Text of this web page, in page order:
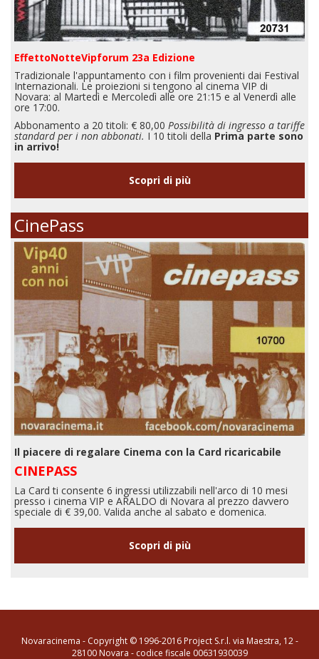
EffettoNotteVipforum 23a Edizione
Tradizionale l'appuntamento con i film provenienti dai Festival
Internazionali. Le proiezioni si tengono al cinema VIP di
Novara: al Martedì e Mercoledì alle ore 21:15 e al Venerdì alle
ore 17:00.
Abbonamento a 20 titoli: € 80,00 Possibilità di ingresso a tariffe
standard per i non abbonati. I 10 titoli della Prima parte sono
in arrivo!
Scopri di più
CinePass
Il piacere di regalare Cinema con la Card ricaricabile
CINEPASS
La Card ti consente 6 ingressi utilizzabili nell'arco di 10 mesi
presso i cinema VIP e ARALDO di Novara al prezzo davvero
speciale di € 39,00. Valida anche al sabato e domenica.
Scopri di più
Novaracinema - Copyright © 1996-2016 Project S.r.l. via Maestra, 12 -
28100 Novara - codice fiscale 00631930039